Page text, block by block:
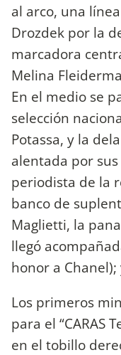
al arco, una
Drozdek por la
marcadora
Melina
En el medio se
selección
Potassa, y la
alentada por
periodista de la
banco de
Maglietti, la
llegó
honor a
Los primeros
para el “CARAS
en el tobillo